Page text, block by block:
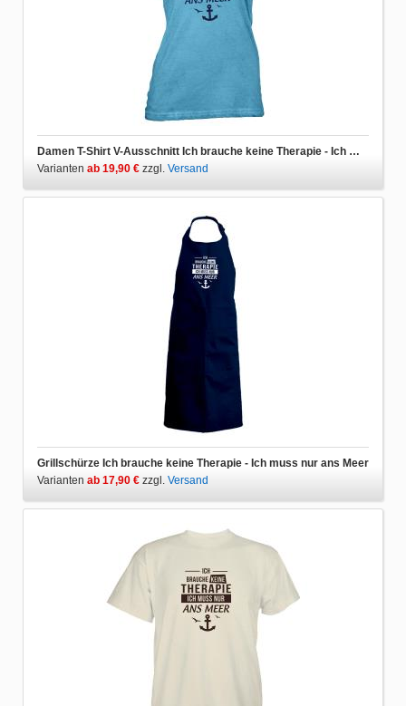
Damen T-Shirt V-Ausschnitt Ich brauche keine Therapie - Ich muss nur ans Meer
Varianten ab 19,90 € zzgl. Versand
Grillschürze Ich brauche keine Therapie - Ich muss nur ans Meer
Varianten ab 17,90 € zzgl. Versand